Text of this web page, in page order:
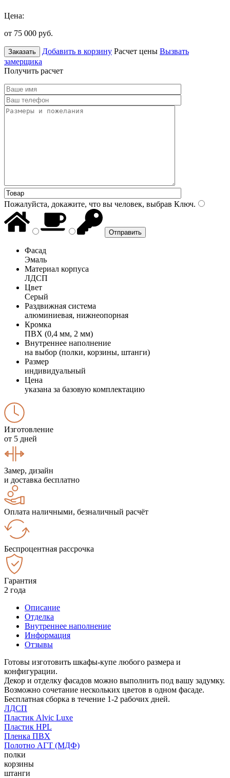
Цена:
от 75 000 руб.
Заказать Добавить в корзину Расчет цены Вызвать
замерщика
Получить расчет
Пожалуйста, докажите, что вы человек, выбрав Ключ.
Фасад
Эмаль
Материал корпуса
ЛДСП
Цвет
Серый
Раздвижная система
алюминиевая, нижнеопорная
Кромка
ПВХ (0,4 мм, 2 мм)
Внутреннее наполнение
на выбор (полки, корзины, штанги)
Размер
индивидуальный
Цена
указана за базовую комплектацию
Изготовление
от 5 дней
Замер, дизайн
и доставка бесплатно
Оплата наличными, безналичный расчёт
Беспроцентная рассрочка
Гарантия
2 года
Описание
Отделка
Внутреннее наполнение
Информация
Отзывы
Готовы изготовить шкафы-купе любого размера и
конфигурации.
Декор и отделку фасадов можно выполнить под вашу задумку.
Возможно сочетание нескольких цветов в одном фасаде.
Бесплатная сборка в течение 1-2 рабочих дней.
ЛДСП
Пластик Alvic Luxe
Пластик HPL
Пленка ПВХ
Полотно АГТ (МДФ)
полки
корзины
штанги